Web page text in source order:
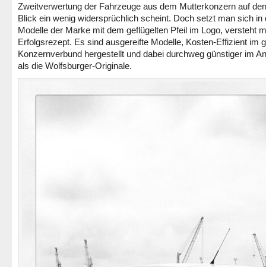
Zweitverwertung der Fahrzeuge aus dem Mutterkonzern auf
Blick ein wenig widersprüchlich scheint. Doch setzt man sich in
Modelle der Marke mit dem geflügelten Pfeil im Logo, versteht
Erfolgsrezept. Es sind ausgereifte Modelle, Kosten-Effizient im
Konzernverbund hergestellt und dabei durchweg günstiger im
als die Wolfsburger-Originale.